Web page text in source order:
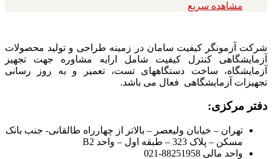
مشاهده سریع
شرکت آزمونگر کیفیت سامان در زمینه طراحی و تولید محصولات
آزمایشگاهی کنترل کیفیت شامل ارایه مشاوره جهت تجهیز
آزمایشگاه، ساخت دستگاههای تست، تعمیر و به روز رسانی
تجهیزات آزمایشگاهی فعال می باشد.
دفتر مرکزی:
تهران – خیابان ولیعصر – بالاتر از چهارراه طالقانی- جنب بانک
مسکن – پلاک 323 – طبقه اول – واحد B2
واحد مالی 88251958-021